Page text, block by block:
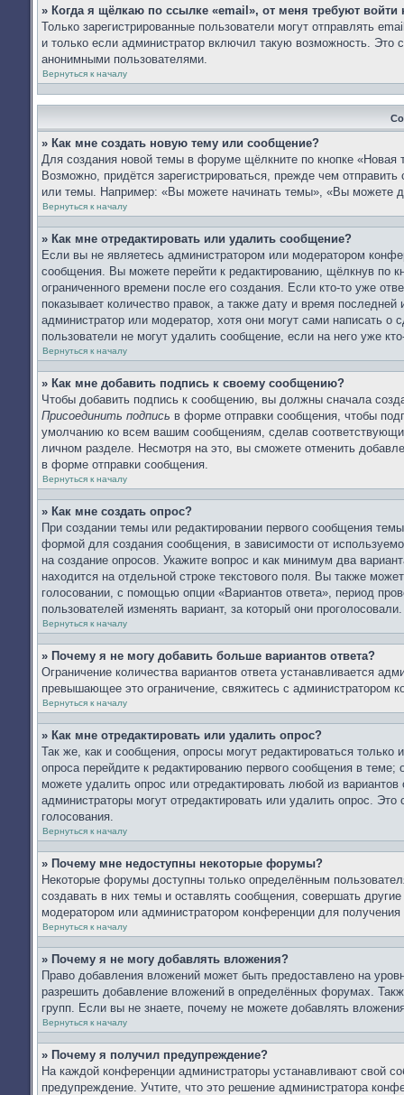
» Когда я щёлкаю по ссылке «email», от меня требуют
Только зарегистрированные пользователи могут отправлять
и только если администратор включил такую возможность. Это
анонимными пользователями.
Вернуться к началу
» Как мне создать новую тему или сообщение?
Для создания новой темы в форуме щёлкните по кнопке
Возможно, придётся зарегистрироваться, прежде чем
или темы. Например: «Вы можете начинать темы», «Вы можете
Вернуться к началу
» Как мне отредактировать или удалить сообщение?
Если вы не являетесь администратором или модератором
сообщения. Вы можете перейти к редактированию, щёлкнув по
ограниченного времени после его создания. Если кто-то уже
показывает количество правок, а также дату и время
администратор или модератор, хотя они могут сами написать
пользователи не могут удалить сообщение, если на него уже
Вернуться к началу
» Как мне добавить подпись к своему сообщению?
Чтобы добавить подпись к сообщению, вы должны сначала
Присоединить подпись в форме отправки сообщения, чтобы
умолчанию ко всем вашим сообщениям, сделав
личном разделе. Несмотря на это, вы сможете отменить
в форме отправки сообщения.
Вернуться к началу
» Как мне создать опрос?
При создании темы или редактировании первого сообщения
формой для создания сообщения, в зависимости от
на создание опросов. Укажите вопрос и как минимум два
находится на отдельной строке текстового поля. Вы также
голосовании, с помощью опции «Вариантов ответа», период
пользователей изменять вариант, за который они проголосовали.
Вернуться к началу
» Почему я не могу добавить больше вариантов ответа?
Ограничение количества вариантов ответа устанавливается
превышающее это ограничение, свяжитесь с администратором
Вернуться к началу
» Как мне отредактировать или удалить опрос?
Так же, как и сообщения, опросы могут редактироваться
опроса перейдите к редактированию первого сообщения в
можете удалить опрос или отредактировать любой из
администраторы могут отредактировать или удалить опрос.
голосования.
Вернуться к началу
» Почему мне недоступны некоторые форумы?
Некоторые форумы доступны только определённым
создавать в них темы и оставлять сообщения, совершать
модератором или администратором конференции для получения
Вернуться к началу
» Почему я не могу добавлять вложения?
Право добавления вложений может быть предоставлено на
разрешить добавление вложений в определённых форумах.
групп. Если вы не знаете, почему не можете добавлять
Вернуться к началу
» Почему я получил предупреждение?
На каждой конференции администраторы устанавливают свой
предупреждение. Учтите, что это решение администратора